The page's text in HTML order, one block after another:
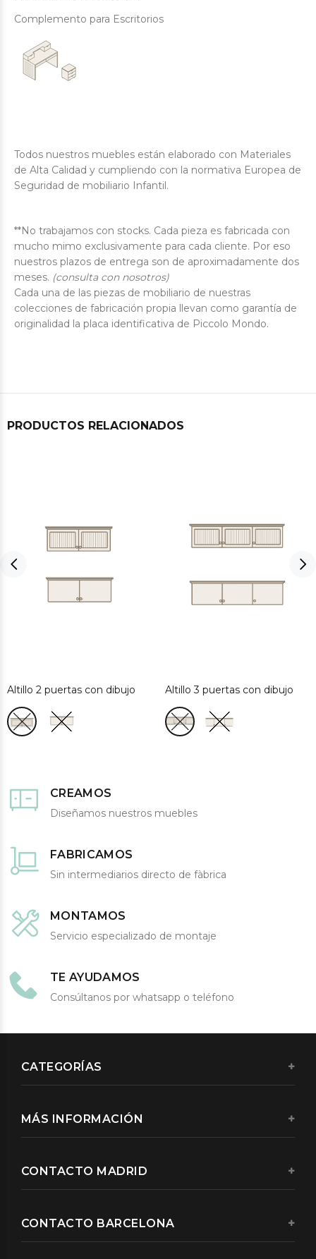
Complemento para Escritorios
Todos nuestros muebles están elaborado con Materiales
de Alta Calidad y cumpliendo con la normativa Europea de
Seguridad de mobiliario Infantil.
**No trabajamos con stocks. Cada pieza es fabricada con
mucho mimo exclusivamente para cada cliente. Por eso
nuestros plazos de entrega son de aproximadamente dos
meses. (consulta con nosotros)
Cada una de las piezas de mobiliario de nuestras
colecciones de fabricación propia llevan como garantía de
originalidad la placa identificativa de Piccolo Mondo.
PRODUCTOS RELACIONADOS
Altillo 2 puertas con dibujo Altillo 3 puertas con dibujo
CREAMOS
Diseñamos nuestros muebles
FABRICAMOS
Sin intermediarios directo de fàbrica
MONTAMOS
Servicio especializado de montaje
TE AYUDAMOS
Consúltanos por whatsapp o teléfono
CATEGORÍAS
MÁS INFORMACIÓN
CONTACTO MADRID
CONTACTO BARCELONA